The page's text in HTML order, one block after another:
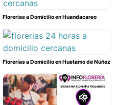
Florerías a Domicilio en Huandacareo
Florerías a Domicilio en Huetamo de Núñez